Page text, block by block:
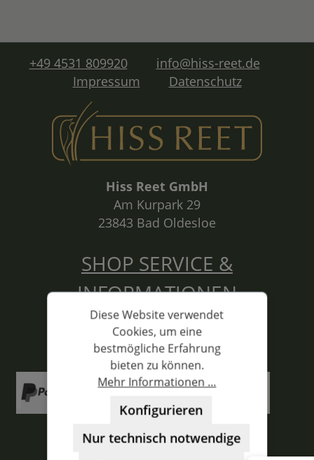
+49 4531 809920
info@hiss-reet.de
Impressum
Datenschutz
Hiss Reet GmbH
Am Kurpark 29
23843 Bad Oldesloe
SHOP SERVICE &
INFORMATIONEN
ZAHLUNGSARTEN
Diese Website verwendet
Cookies, um eine
bestmögliche Erfahrung
bieten zu können.
Mehr Informationen ...
Nur technisch notwendige
Konfigurieren